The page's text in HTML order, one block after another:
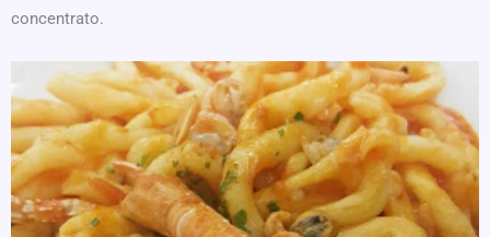
concentrato.